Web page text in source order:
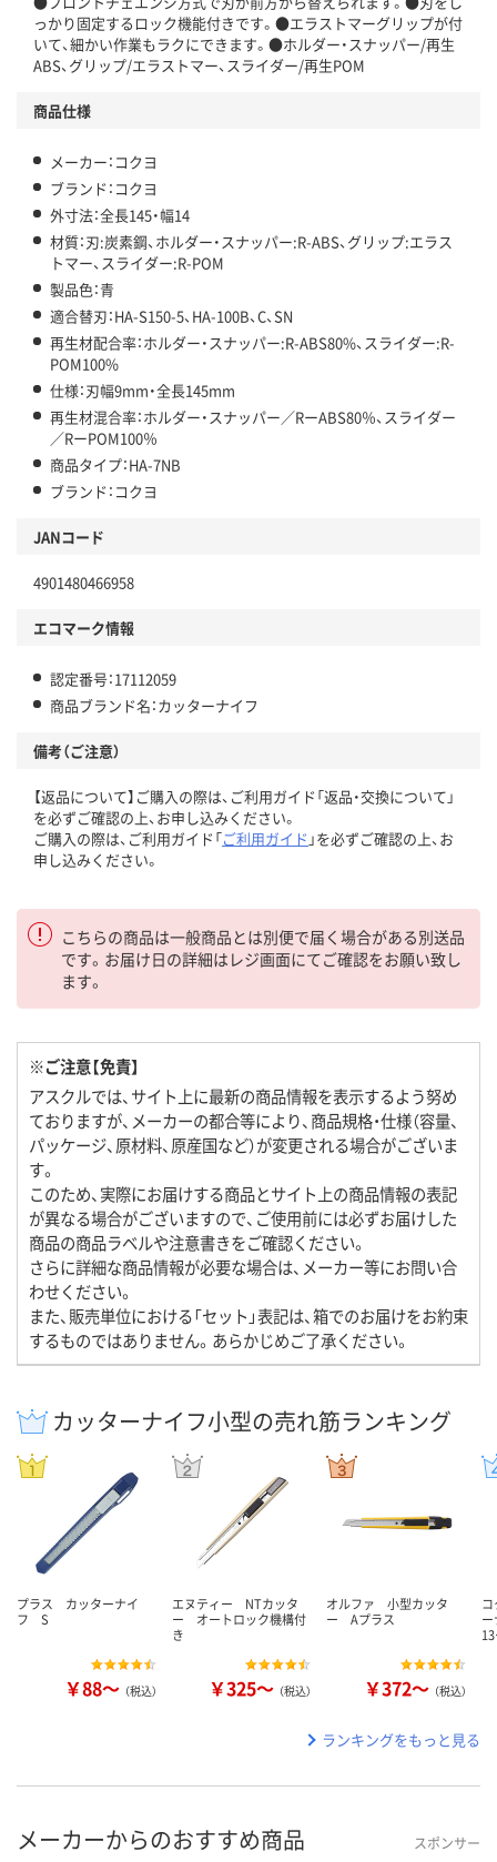
っかり固定するロック機能付きです。●エラストマーグリップが付
いて、細かい作業もラクにできます。●ホルダー・スナッパー/再生
ABS、グリップ/エラストマー、スライダー/再生POM
商品仕様
メーカー：コクヨ
ブランド：コクヨ
外寸法：全長145・幅14
材質：刃:炭素鋼、ホルダー・スナッパー:R-ABS、グリップ:エラス
トマー、スライダー:R-POM
製品色：青
適合替刃：HA-S150-5、HA-100B、C、SN
再生材配合率：ホルダー・スナッパー:R-ABS80%、スライダー:R-
POM100%
仕様：刃幅9mm・全長145mm
再生材混合率：ホルダー・スナッパー／RーABS80％、スライダー
／RーPOM100％
商品タイプ：HA-7NB
ブランド：コクヨ
JANコード
4901480466958
エコマーク情報
認定番号：17112059
商品ブランド名：カッターナイフ
備考（ご注意）
【返品について】ご購入の際は、ご利用ガイド「返品・交換について」
を必ずご確認の上、お申し込みください。
ご購入の際は、ご利用ガイド「ご利用ガイド 」を必ずご確認の上、お
申し込みください。
こちらの商品は一般商品とは別便で届く場合がある別送品
です。お届け日の詳細はレジ画面にてご確認をお願い致し
ます。
※ご注意【免責】
アスクルでは、サイト上に最新の商品情報を表示するよう努め
ておりますが、メーカーの都合等により、商品規格・仕様（容量、
パッケージ、原材料、原産国など）が変更される場合がございま
す。
このため、実際にお届けする商品とサイト上の商品情報の表記
が異なる場合がございますので、ご使用前には必ずお届けした
商品の商品ラベルや注意書きをご確認ください。
さらに詳細な商品情報が必要な場合は、メーカー等にお問い合
わせください。
また、販売単位における「セット」表記は、箱でのお届けをお約束
するものではありません。あらかじめご了承ください。
カッターナイフ小型の売れ筋ランキング
プラス カッターナイ
フ S
￥88～ （税込）
エヌティー NTカッタ
ー オートロック機構付
き
￥325～ （税込）
オルファ 小型カッタ
ー Aプラス
￥372～ （税込）
コ
ー
ランキングをもっと見る
メーカーからのおすすめ商品 スポンサー